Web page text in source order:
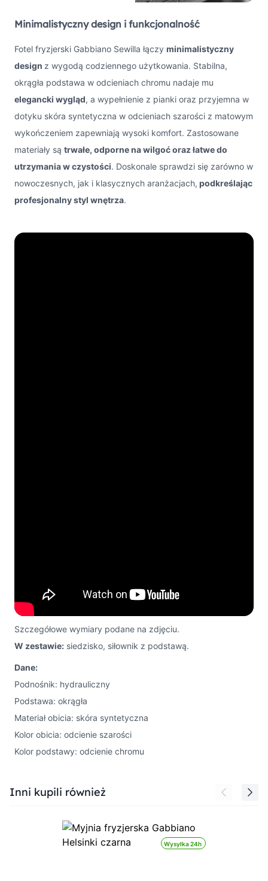
Minimalistyczny design i funkcjonalność
Fotel fryzjerski Gabbiano Sewilla łączy minimalistyczny
design z wygodą codziennego użytkowania. Stabilna,
okrągła podstawa w odcieniach chromu nadaje mu
elegancki wygląd, a wypełnienie z pianki oraz przyjemna w
dotyku skóra syntetyczna w odcieniach szarości z matowym
wykończeniem zapewniają wysoki komfort. Zastosowane
materiały są trwałe, odporne na wilgoć oraz łatwe do
utrzymania w czystości. Doskonale sprawdzi się zarówno w
nowoczesnych, jak i klasycznych aranżacjach, podkreślając
profesjonalny styl wnętrza.
Szczegółowe wymiary podane na zdjęciu.
W zestawie: siedzisko, siłownik z podstawą.
Dane:
Podnośnik: hydrauliczny
Podstawa: okrągła
Materiał obicia: skóra syntetyczna
Kolor obicia: odcienie szarości
Kolor podstawy: odcienie chromu
Press to skip carousel
Inni kupili również
Wysyłka 24h